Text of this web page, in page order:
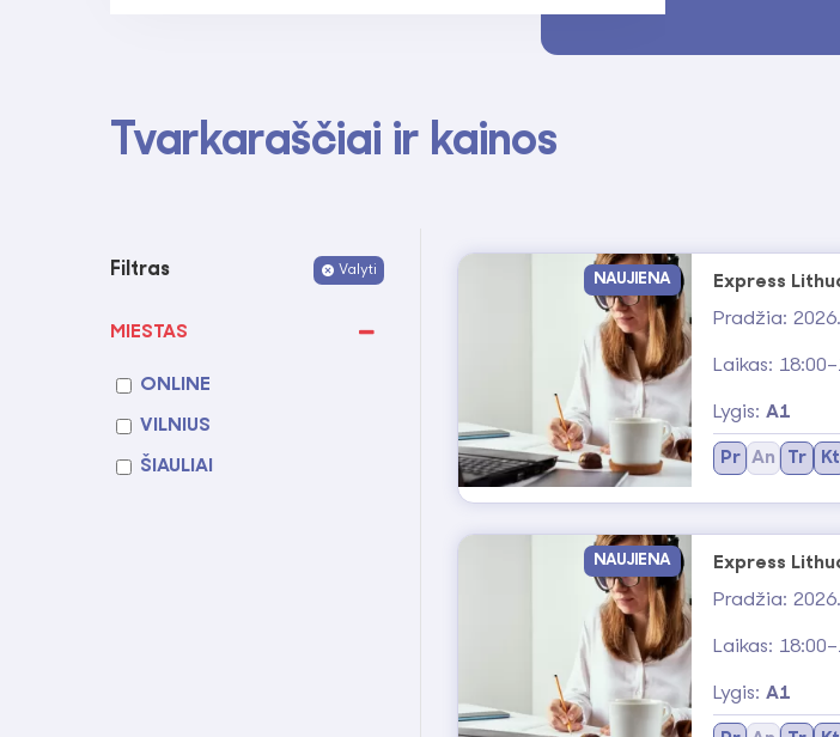
Daug
Aiški
Express
naujoje
nemokamą
Tvarkaraščiai ir kainos
Filtras Valyti
MIESTAS
ONLINE
VILNIUS
ŠIAULIAI
NAUJIENA
Express
Pradžia:
Laikas:
Lygis: A1
Pr An Tr Kt
NAUJIENA
Express
Pradžia:
Laikas:
Lygis: A1